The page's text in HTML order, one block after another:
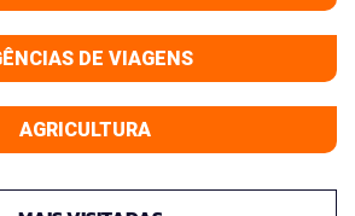
DE VIAGENS
AGRICULTURA